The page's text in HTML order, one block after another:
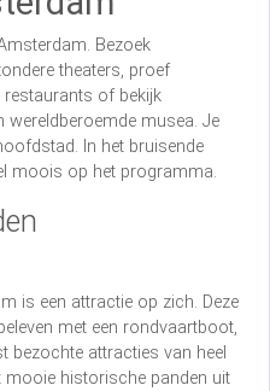
Bezoek
theaters, proef
restaurants of bekijk
wereldberoemde musea. Je
In het bruisende
moois op het programma.
is een attractie op zich. Deze
met een rondvaartboot,
bezochte attracties van heel
mooie historische panden uit